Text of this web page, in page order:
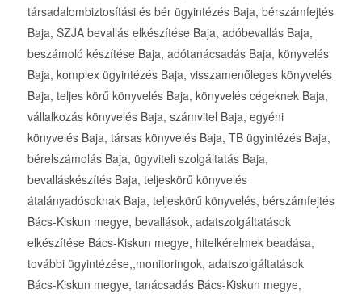
társadalombiztosítási és bér ügyintézés Baja, bérszámfejtés
Baja, SZJA bevallás elkészítése Baja, adóbevallás Baja,
beszámoló készítése Baja, adótanácsadás Baja, könyvelés
Baja, komplex ügyintézés Baja, visszamenőleges könyvelés
Baja, teljes körű könyvelés Baja, könyvelés cégeknek Baja,
vállalkozás könyvelés Baja, számvitel Baja, egyéni
könyvelés Baja, társas könyvelés Baja, TB ügyintézés Baja,
bérelszámolás Baja, ügyviteli szolgáltatás Baja,
bevalláskészítés Baja, teljeskörű könyvelés
átalányadósoknak Baja, teljeskörű könyvelés, bérszámfejtés
Bács-Kiskun megye, bevallások, adatszolgáltatások
elkészítése Bács-Kiskun megye, hitelkérelmek beadása,
további ügyintézése,,monitoringok, adatszolgáltatások
Bács-Kiskun megye, tanácsadás Bács-Kiskun megye,